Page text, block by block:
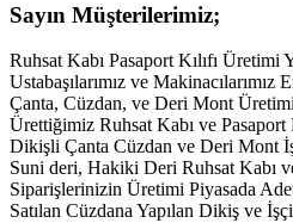
Sayın Müşterilerimiz;
Ruhsat Kabı Pasaport Kılıfı Üretimi
Ustabaşılarımız ve
Çanta, Cüzdan, ve Deri Mont
Ürettiğimiz Ruhsat Kabı ve Pasaport
Dikişli Çanta Cüzdan ve Deri Mont
Suni deri, Hakiki Deri Ruhsat Kabı
Siparişlerinizin Üretimi Piyasada
Satılan Cüzdana Yapılan Dikiş ve